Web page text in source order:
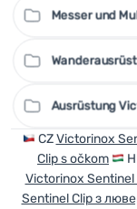
Messer und
Ausrüstung
CZVictorinox
Clip s očkom
Victorinox
Sentinel Clip з